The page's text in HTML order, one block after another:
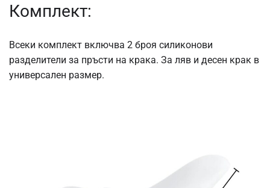
Комплект:
Всеки комплект включва 2 броя силиконови
разделители за пръсти на крака. За ляв и десен крак в
универсален размер.